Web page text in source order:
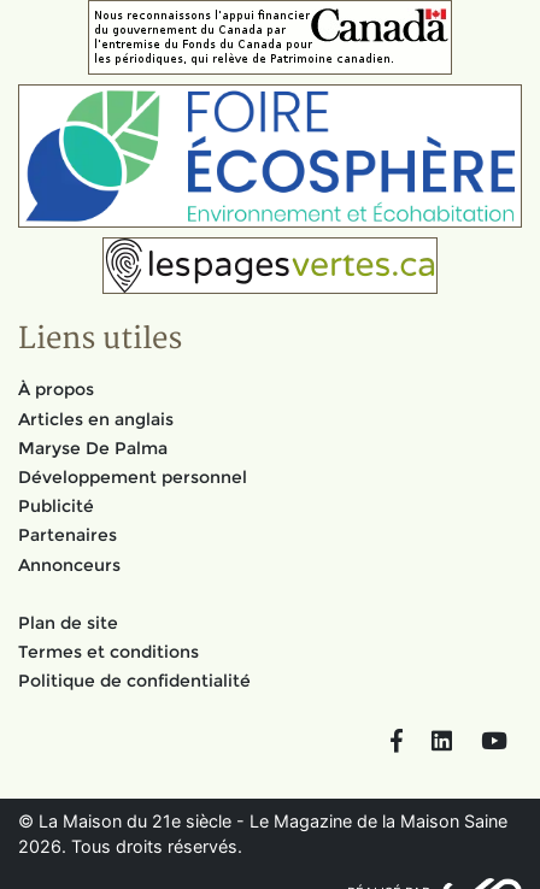
Liens utiles
À propos
Articles en anglais
Maryse De Palma
Développement personnel
Publicité
Partenaires
Annonceurs
Plan de site
Termes et conditions
Politique de confidentialité
FacebookLinkedIn
© La Maison du 21e siècle - Le Magazine de la Maison Saine
2026. Tous droits réservés.